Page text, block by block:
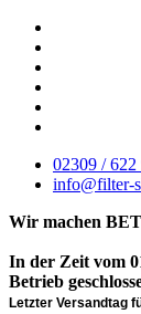
02309 / 622
info@filter-
Wir machen
In der Zeit vom
Betrieb
Letzter Versandtag